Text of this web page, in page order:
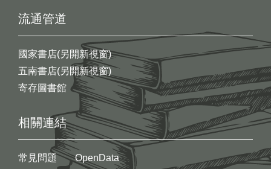
流通管道
國家書店(另開新視窗)
五南書店(另開新視窗)
寄存圖書館
相關連結
常見問題
OpenData